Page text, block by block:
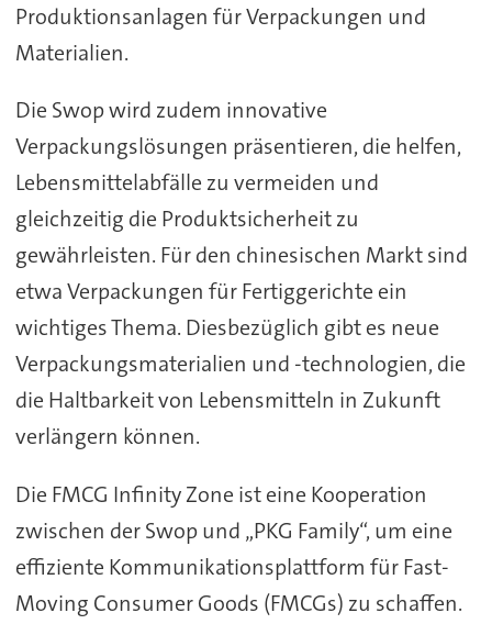
Produktionsanlagen für Verpackungen und
Materialien.
Die Swop wird zudem innovative
Verpackungslösungen präsentieren, die helfen,
Lebensmittelabfälle zu vermeiden und
gleichzeitig die Produktsicherheit zu
gewährleisten. Für den chinesischen Markt sind
etwa Verpackungen für Fertiggerichte ein
wichtiges Thema. Diesbezüglich gibt es neue
Verpackungsmaterialien und -technologien, die
die Haltbarkeit von Lebensmitteln in Zukunft
verlängern können.
Die FMCG Infinity Zone ist eine Kooperation
zwischen der Swop und „PKG Family“, um eine
effiziente Kommunikationsplattform für Fast-
Moving Consumer Goods (FMCGs) zu schaffen.